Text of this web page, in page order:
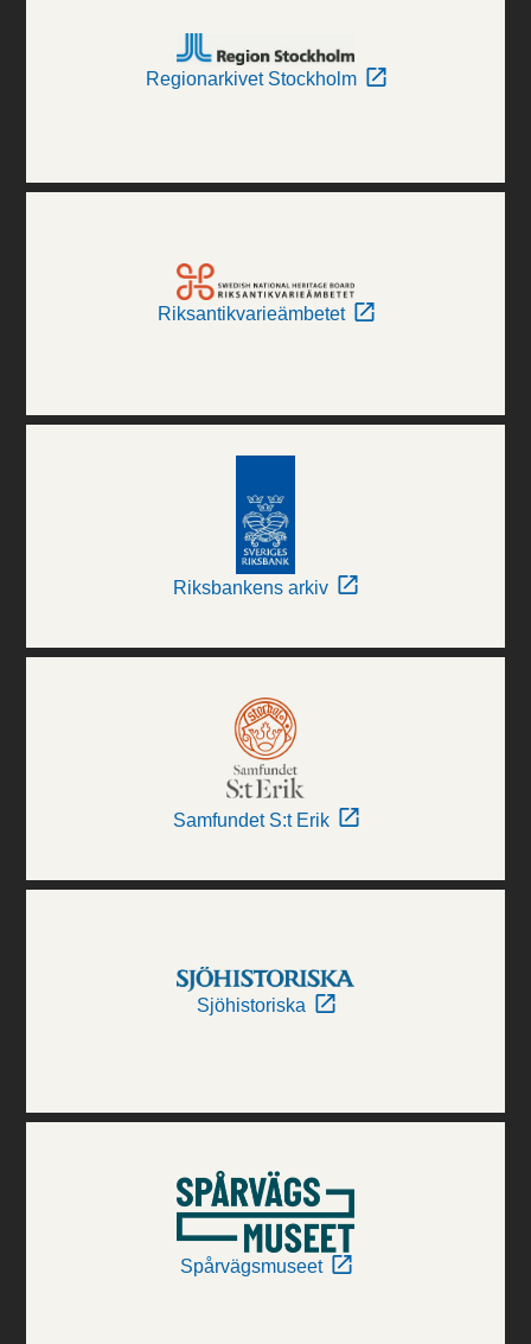
Regionarkivet Stockholm
Riksantikvarieämbetet
Riksbankens arkiv
Samfundet S:t Erik
Sjöhistoriska
Spårvägsmuseet